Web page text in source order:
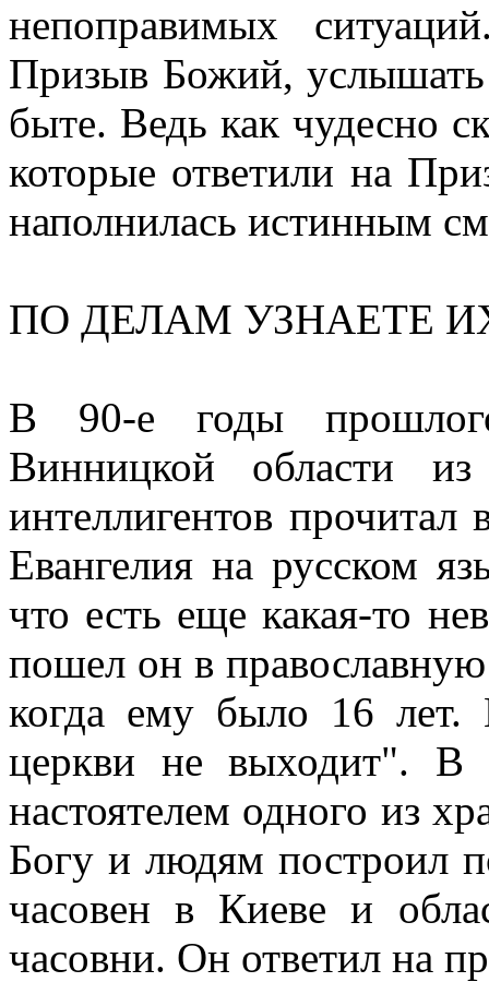
непоправимых
Призыв Божий, услышать
быте. Ведь как чудесно
которые ответили на
наполнилась истинным
ПО ДЕЛАМ УЗНАЕТЕ
В 90-е годы
Винницкой области
интеллигентов
Евангелия на русском
что есть еще какая-то
пошел он в
когда ему было 16 лет.
церкви не выходит". В
настоятелем одного из
Богу и людям построил
часовен в Киеве и
часовни. Он ответил на